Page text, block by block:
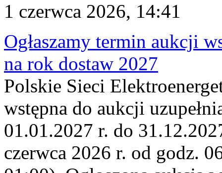
1 czerwca 2026, 14:41
Ogłaszamy termin aukcji
na rok dostaw 2027
Polskie Sieci
wstępna do aukcji
01.01.2027 r. do
czerwca 2026 r. od godz.